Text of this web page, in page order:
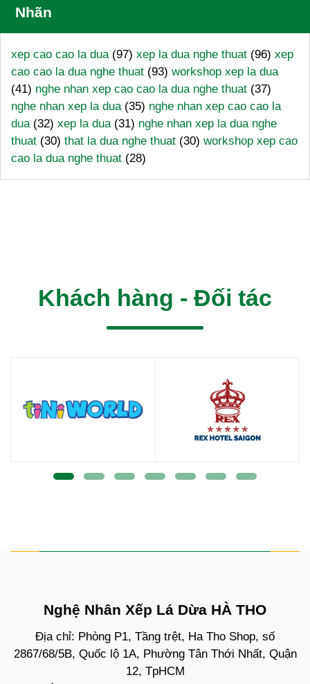
Nhãn
xep cao cao la dua (97) xep la dua nghe thuat (96) xep
cao cao la dua nghe thuat (93) workshop xep la dua
(41) nghe nhan xep cao cao la dua nghe thuat (37)
nghe nhan xep la dua (35) nghe nhan xep cao cao la
dua (32) xep la dua (31) nghe nhan xep la dua nghe
thuat (30) that la dua nghe thuat (30) workshop xep cao
cao la dua nghe thuat (28)
Khách hàng - Đối tác
Nghệ Nhân Xếp Lá Dừa HÀ THO
Địa chỉ: Phòng P1, Tầng trệt, Ha Tho Shop, số
2867/68/5B, Quốc lộ 1A, Phường Tân Thới Nhất, Quận
12, TpHCM